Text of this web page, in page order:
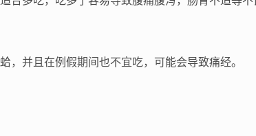
，并且在例假期间也不宜吃，可能会导致痛经。